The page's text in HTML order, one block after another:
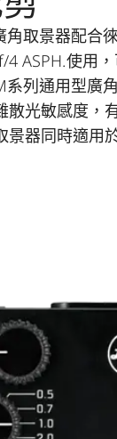
角取景器配合
4 ASPH.使用
系列通用型廣
散光敏感度，
景器同時適用